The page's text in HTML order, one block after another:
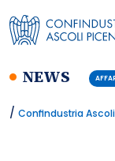
NEWS
/ Confindustria